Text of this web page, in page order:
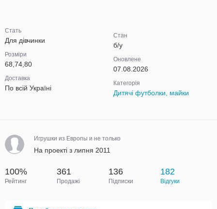
Стать
Для дівчинки
Розміри
68,74,80
Доставка
По всій Україні
Стан
б/у
Оновлене
07.08.2026
Категорія
Дитячі футболки, майки
Игрушки из Европы и не только
На проекті з липня 2011
100%
Рейтинг
361
Продажі
136
Підписки
182
Відгуки